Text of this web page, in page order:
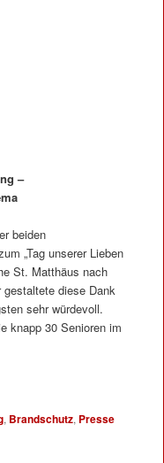
–
beiden
„Tag unserer Lieben
St. Matthäus nach
gestaltete diese Dank
sehr würdevoll.
knapp 30 Senioren im
, Brandschutz, Presse